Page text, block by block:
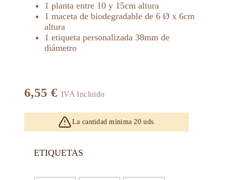
1 planta entre 10 y 15cm altura
1 maceta de biodegradable de 6 Ø x 6cm
altura
1 etiqueta personalizada 38mm de
diámetro
6,55 € IVA Incluido
La cantidad mínima 20 uds.
ETIQUETAS